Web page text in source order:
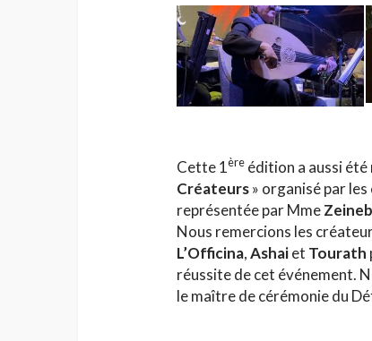
Cette 1ère édition a aussi été
Créateurs» organisé par
représentée par Mme
Nous remercions les
L’Officina,Ashaiet Tourath
réussite de cet événement.
le maître de cérémonie du